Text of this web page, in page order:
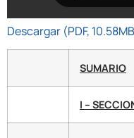
Descargar (PDF,
SUMARIO
I –